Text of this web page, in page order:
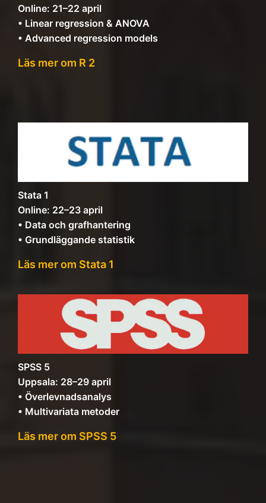
Online: 21–22 april
• Linear regression & ANOVA
• Advanced regression models
Läs mer om R 2
Stata 1
Online: 22–23 april
• Data och grafhantering
• Grundläggande statistik
Läs mer om Stata 1
SPSS 5
Uppsala: 28–29 april
• Överlevnadsanalys
• Multivariata metoder
Läs mer om SPSS 5